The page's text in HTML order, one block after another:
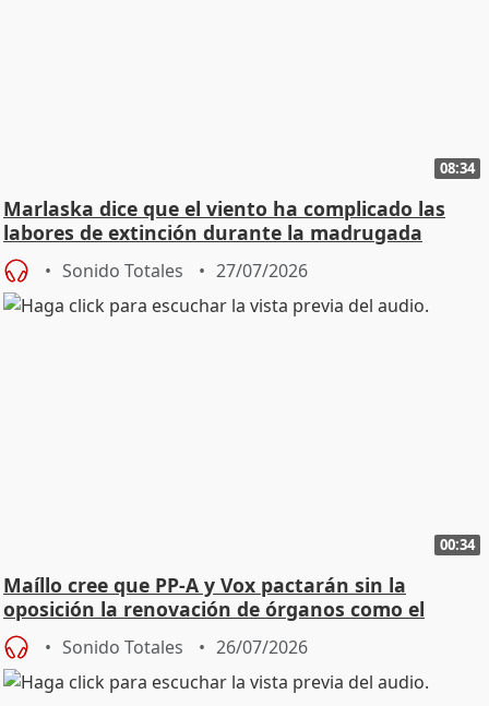
08:34
Marlaska dice que el viento ha complicado las
labores de extinción durante la madrugada
Sonido Totales 27/07/2026
00:34
Maíllo cree que PP-A y Vox pactarán sin la
oposición la renovación de órganos como el
Defensor
Sonido Totales 26/07/2026